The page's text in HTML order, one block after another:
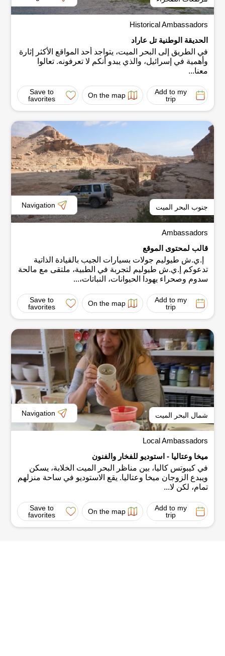
Historical Ambassadors
الحديقة الوطنية تل عاراد
في الطريق إلى البحر الميت، يتواجد أحد المواقع الأكثر إثارة
وأهمية في إسرائيل، والذي يبدو أنكم لا تعرفونه. تعالوا
معنا...
Add to my
trip
On the map
Save to
favorites
جنوب البحر الميت Navigation
Ambassadors
قالب لمحتوى الموقع
إ.ي.ش طيوليم جولات بسيارات الجيب بالقيادة الذاتية
تدعوكم إ.ي.ش طيوليم لتجربة في الطبية، ملتقى مع مالحة
سدوم وصحراء يهودا الحيوانات، النباتات،...
Add to my
trip
On the map
Save to
favorites
شمال البحر الميت Navigation
Local Ambassadors
ميخا وعتاليا - استوديو للفخار والفنون
في كيبوتس كاليا، بين مناظر البحر الميت الخلابة، يسكن
ويبدع الزوجان ميخا وعتاليا. يقع الاستوديو في ساحة منزلهم
تمام، لكن لا...
Add to my
trip
On the map
Save to
favorites